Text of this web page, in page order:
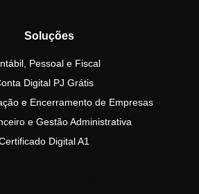
Soluções
Pessoal e Fiscal
Digital PJ Grátis
e Encerramento de Empresas
e Gestão Administrativa
Digital A1